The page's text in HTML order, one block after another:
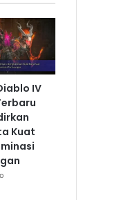
IV
Kuat